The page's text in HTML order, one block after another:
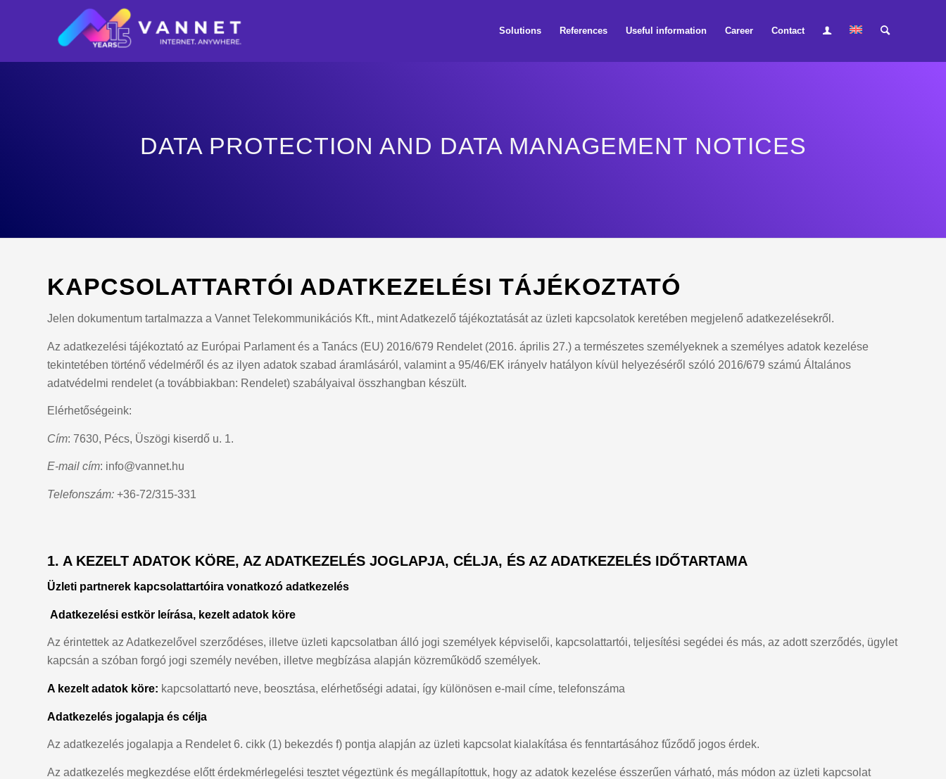
Solutions References Useful information Career Contact
DATA PROTECTION AND DATA MANAGEMENT NOTICES
KAPCSOLATTARTÓI ADATKEZELÉSI TÁJÉKOZTATÓ
Jelen dokumentum tartalmazza a Vannet Telekommunikációs Kft., mint Adatkezelő tájékoztatását az üzleti kapcsolatok keretében megjelenő adatkezelésekről.
Az adatkezelési tájékoztató az Európai Parlament és a Tanács (EU) 2016/679 Rendelet (2016. április 27.) a természetes személyeknek a személyes adatok kezelése
tekintetében történő védelméről és az ilyen adatok szabad áramlásáról, valamint a 95/46/EK irányelv hatályon kívül helyezéséről szóló 2016/679 számú Általános
adatvédelmi rendelet (a továbbiakban: Rendelet) szabályaival összhangban készült.
Elérhetőségeink:
Cím: 7630, Pécs, Üszögi kiserdő u. 1.
E-mail cím: info@vannet.hu
Telefonszám: +36-72/315-331
1. A KEZELT ADATOK KÖRE, AZ ADATKEZELÉS JOGLAPJA, CÉLJA, ÉS AZ ADATKEZELÉS IDŐTARTAMA
Üzleti partnerek kapcsolattartóira vonatkozó adatkezelés
Adatkezelési estkör leírása, kezelt adatok köre
Az érintettek az Adatkezelővel szerződéses, illetve üzleti kapcsolatban álló jogi személyek képviselői, kapcsolattartói, teljesítési segédei és más, az adott szerződés, ügylet
kapcsán a szóban forgó jogi személy nevében, illetve megbízása alapján közreműködő személyek.
A kezelt adatok köre: kapcsolattartó neve, beosztása, elérhetőségi adatai, így különösen e-mail címe, telefonszáma
Adatkezelés jogalapja és célja
Az adatkezelés jogalapja a Rendelet 6. cikk (1) bekezdés f) pontja alapján az üzleti kapcsolat kialakítása és fenntartásához fűződő jogos érdek.
Az adatkezelés megkezdése előtt érdekmérlegelési tesztet végeztünk és megállapítottuk, hogy az adatok kezelése ésszerűen várható, más módon az üzleti kapcsolat